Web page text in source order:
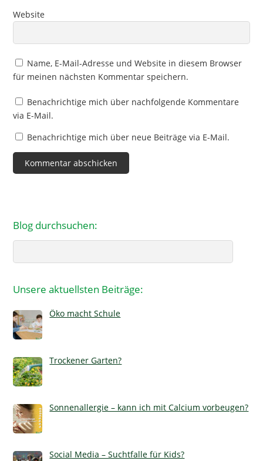
Website
Name, E-Mail-Adresse und Website in diesem Browser
für meinen nächsten Kommentar speichern.
Benachrichtige mich über nachfolgende Kommentare
via E-Mail.
Benachrichtige mich über neue Beiträge via E-Mail.
Blog durchsuchen:
Unsere aktuellsten Beiträge:
Öko macht Schule
Trockener Garten?
Sonnenallergie – kann ich mit Calcium vorbeugen?
Social Media – Suchtfalle für Kids?